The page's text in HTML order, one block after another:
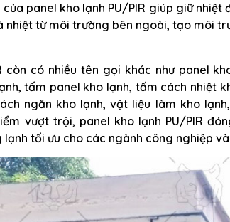
panel kho lạnh PU/PIR giúp giữ
nhiệt từ môi trường bên ngoài, tạo môi
còn có nhiều tên gọi khác như panel
tấm panel kho lạnh, tấm cách nhiệt
ngăn kho lạnh, vật liệu làm kho
vượt trội, panel kho lạnh PU/PIR
tối ưu cho các ngành công nghiệp